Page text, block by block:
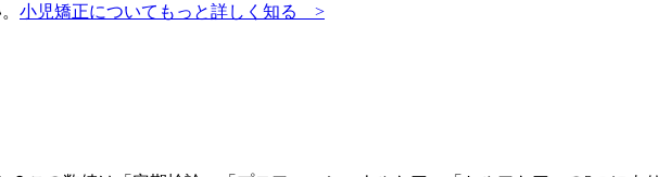
小児矯正についてもっと詳しく知る >